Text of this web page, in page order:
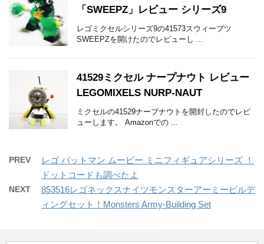
「SWEEPZ」レビュー シリーズ9
レゴミクセルシリーズ9の41573スウィープツ
SWEEPZを開けたのでレビューし ...
41529ミクセル ナープナウト レビュー
LEGOMIXELS NURP-NAUT
ミクセルの41529ナープナウトを開封したのでレビ
ューします。 Amazonでの ...
PREV
レゴ バットマン ムービー ミニフィギュアシリーズ ！
ドットコードも調べたよ
NEXT
853516レゴネックスナイツモンスターアーミービルデ
ィングセット！Monsters Army-Building Set